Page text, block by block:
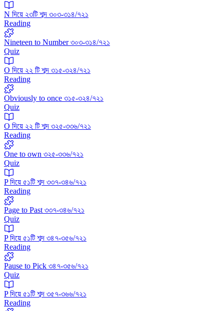
N দিয়ে ২৩টি শব্দ ৩০৩-৩১৪/৭২১
Reading
Nineteen to Number ৩০৩-৩১৪/৭২১
Quiz
O দিয়ে ২২ টি শব্দ ৩১৫-৩২৪/৭২১
Reading
Obviously to once ৩১৫-৩২৪/৭২১
Quiz
O দিয়ে ২২ টি শব্দ ৩২৫-৩৩৬/৭২১
Reading
One to own ৩২৫-৩৩৬/৭২১
Quiz
P দিয়ে ৫১টি শব্দ ৩৩৭-৩৪৬/৭২১
Reading
Page to Past ৩৩৭-৩৪৬/৭২১
Quiz
P দিয়ে ৫১টি শব্দ ৩৪৭-৩৫৬/৭২১
Reading
Pause to Pick ৩৪৭-৩৫৬/৭২১
Quiz
P দিয়ে ৫১টি শব্দ ৩৫৭-৩৬৬/৭২১
Reading